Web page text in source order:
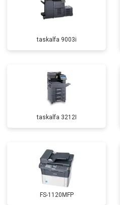
taskalfa 9003i
taskalfa 3212I
FS-1120MFP